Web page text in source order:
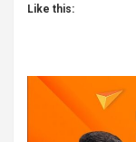
Like this: